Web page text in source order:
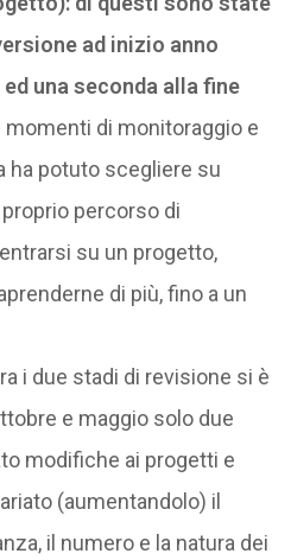
ad inizio anno
una seconda alla fine
di monitoraggio e
ha potuto scegliere su
percorso di
su un progetto,
di più, fino a un
i due stadi di revisione si è
e maggio solo due
modifiche ai progetti e
(aumentandolo) il
il numero e la natura dei